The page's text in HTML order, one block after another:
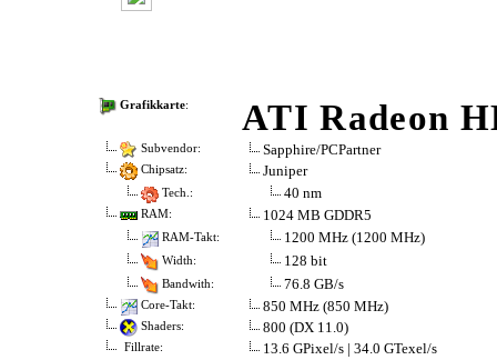
Grafikkarte: ATI Radeon
Subvendor: Sapphire/PCPartner
Chipsatz: Juniper
Tech.: 40 nm
RAM: 1024 MB GDDR5
RAM-Takt: 1200 MHz (1200 MHz)
Width: 128 bit
Bandwith: 76.8 GB/s
Core-Takt: 850 MHz (850 MHz)
Shaders: 800 (DX 11.0)
Fillrate: 13.6 GPixel/s | 34.0 GTexel/s